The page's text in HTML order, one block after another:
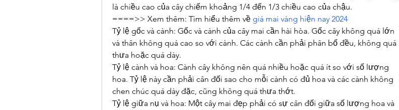
là chiều cao của cây chiếm khoảng 1/4 đến 1/3 chiều cao của chậu.
====>> Xem thêm: Tìm hiểu thêm về giá mai vàng hiện nay 2024
Tỷ lệ gốc và cành: Gốc và cành của cây mai cần hài hòa. Gốc cây không quá lớn
và thân không quá cao so với cành. Các cành cần phải phân bố đều, không quá
thưa hoặc quá dày.
Tỷ lệ cành và hoa: Cành cây không nên quá nhiều hoặc quá ít so với số lượng
hoa. Tỷ lệ này cần phải cân đối sao cho mỗi cành có đủ hoa và các cành không
chen chúc quá dày đặc, cũng không quá thưa thớt.
Tỷ lệ giữa nụ và hoa: Một cây mai đẹp phải có sự cân đối giữa số lượng hoa và